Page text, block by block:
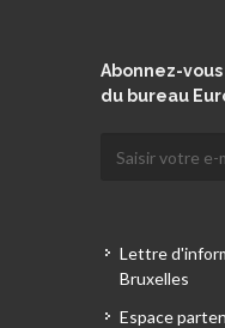
Abonnez-
du bureau
Lettre
Bruxelles
Espace